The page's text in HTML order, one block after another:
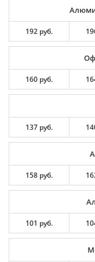
192 руб.
160 руб.
137 руб.
158 руб.
101 руб.